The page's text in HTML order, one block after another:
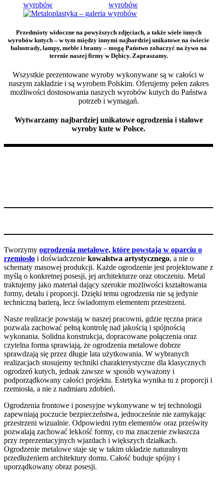
Przedmioty widoczne na powyższych zdjęciach, a także wiele innych
wyrobów kutych – w tym między innymi najbardziej unikatowe na świecie
balustrady, lampy, meble i bramy – mogą Państwo zobaczyć na żywo na
terenie naszej firmy w Dębicy. Zapraszamy.
Wszystkie prezentowane wyroby wykonywane są w całości w
naszym zakładzie i są wyrobem Polskim. Oferujemy pełen zakres
możliwości dostosowania naszych wyrobów kutych do Państwa
potrzeb i wymagań.
Wytwarzamy najbardziej unikatowe ogrodzenia i stalowe
wyroby kute w Polsce.
Tworzymy ogrodzenia metalowe, które powstają w oparciu o
rzemiosło i doświadczenie kowalstwa artystycznego, a nie o
schematy masowej produkcji. Każde ogrodzenie jest projektowane z
myślą o konkretnej posesji, jej architekturze oraz otoczeniu. Metal
traktujemy jako materiał dający szerokie możliwości kształtowania
formy, detalu i proporcji. Dzięki temu ogrodzenia nie są jedynie
techniczną barierą, lecz świadomym elementem przestrzeni.
Nasze realizacje powstają w naszej pracowni, gdzie ręczna praca
pozwala zachować pełną kontrolę nad jakością i spójnością
wykonania. Solidna konstrukcja, dopracowane połączenia oraz
czytelna forma sprawiają, że ogrodzenia metalowe dobrze
sprawdzają się przez długie lata użytkowania. W wybranych
realizacjach stosujemy techniki charakterystyczne dla klasycznych
ogrodzeń kutych, jednak zawsze w sposób wyważony i
podporządkowany całości projektu. Estetyka wynika tu z proporcji i
rzemiosła, a nie z nadmiaru zdobień.
Ogrodzenia frontowe i posesyjne wykonywane w tej technologii
zapewniają poczucie bezpieczeństwa, jednocześnie nie zamykając
przestrzeni wizualnie. Odpowiedni rytm elementów oraz prześwity
pozwalają zachować lekkość formy, co ma znaczenie zwłaszcza
przy reprezentacyjnych wjazdach i większych działkach.
Ogrodzenie metalowe staje się w takim układzie naturalnym
przedłużeniem architektury domu. Całość buduje spójny i
uporządkowany obraz posesji.